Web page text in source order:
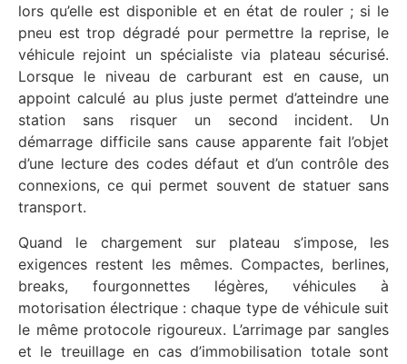
lors qu’elle est disponible et en état de rouler ; si le
pneu est trop dégradé pour permettre la reprise, le
véhicule rejoint un spécialiste via plateau sécurisé.
Lorsque le niveau de carburant est en cause, un
appoint calculé au plus juste permet d’atteindre une
station sans risquer un second incident. Un
démarrage difficile sans cause apparente fait l’objet
d’une lecture des codes défaut et d’un contrôle des
connexions, ce qui permet souvent de statuer sans
transport.
Quand le chargement sur plateau s’impose, les
exigences restent les mêmes. Compactes, berlines,
breaks, fourgonnettes légères, véhicules à
motorisation électrique : chaque type de véhicule suit
le même protocole rigoureux. L’arrimage par sangles
et le treuillage en cas d’immobilisation totale sont